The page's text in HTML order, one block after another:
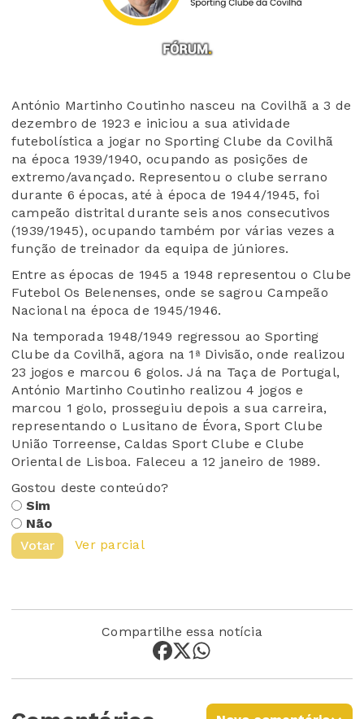
António Martinho Coutinho nasceu na Covilhã a 3 de
dezembro de 1923 e iniciou a sua atividade
futebolística a jogar no SportingClube da Covilhã
na época 1939/1940, ocupando as posições de
extremo/avançado. Representou o clube serrano
durante 6 épocas, até à época de 1944/1945, foi
campeão distrital durante seis anos consecutivos
(1939/1945), ocupando também por várias vezes a
função de treinador da equipa de júniores.
Entre as épocas de 1945 a 1948 representou o Clube
Futebol Os Belenenses, onde se sagrou Campeão
Nacional na época de 1945/1946.
Na temporada 1948/1949 regressou ao Sporting
Clube da Covilhã, agora na 1ª Divisão, onde realizou
23 jogos e marcou 6 golos. Já na Taça de Portugal,
António Martinho Coutinho realizou 4 jogos e
marcou 1 golo, prosseguiu depois a sua carreira,
representandoo Lusitano de Évora, Sport Clube
União Torreense, Caldas Sport Clube eClube
Oriental de Lisboa. Faleceu a 12 janeiro de 1989.
Gostou deste conteúdo?
Sim
Não
Votar
Ver parcial
Compartilhe essa notícia